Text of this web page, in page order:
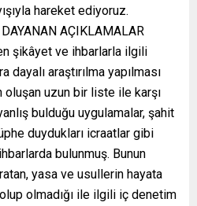
hareket ediyoruz.
AÇIKLAMALAR
şikâyet ve ihbarlarla ilgili
araştırılma yapılması
uzun bir liste ile karşı
bulduğu uygulamalar, şahit
duydukları icraatlar gibi
bulunmuş. Bunun
yasa ve usullerin hayata
olmadığı ile ilgili iç denetim